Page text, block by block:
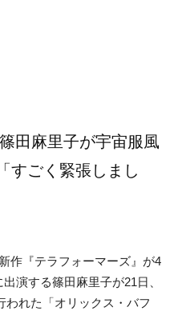
田麻里子が宇宙服風
すごく緊張しまし
作『テラフォーマーズ』が4
演する篠田麻里子が21日、
われた「オリックス・バフ